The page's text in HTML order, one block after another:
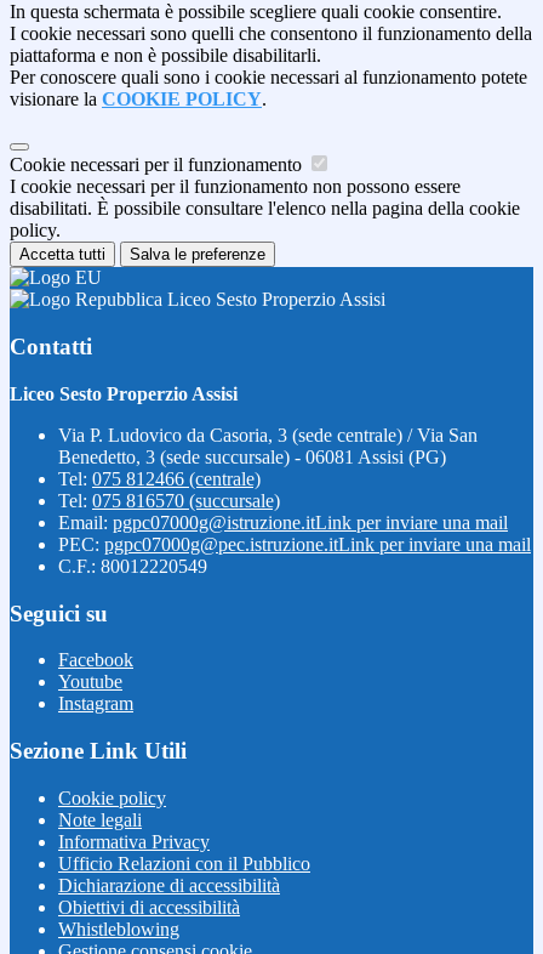
In questa schermata è possibile scegliere quali cookie consentire.
I cookie necessari sono quelli che consentono il funzionamento della
piattaforma e non è possibile disabilitarli.
Per conoscere quali sono i cookie necessari al funzionamento potete
visionare la COOKIE POLICY.
Cookie necessari per il funzionamento
I cookie necessari per il funzionamento non possono essere
disabilitati. È possibile consultare l'elenco nella pagina della cookie
policy.
Accetta tutti Salva le preferenze
Liceo Sesto Properzio Assisi
Contatti
Liceo Sesto Properzio Assisi
Via P. Ludovico da Casoria, 3 (sede centrale) / Via San
Benedetto, 3 (sede succursale) - 06081 Assisi (PG)
Tel: 075 812466 (centrale)
Tel: 075 816570 (succursale)
Email: pgpc07000g@istruzione.itLink per inviare una mail
PEC: pgpc07000g@pec.istruzione.itLink per inviare una mail
C.F.: 80012220549
Seguici su
Facebook
Youtube
Instagram
Sezione Link Utili
Cookie policy
Note legali
Informativa Privacy
Ufficio Relazioni con il Pubblico
Dichiarazione di accessibilità
Obiettivi di accessibilità
Whistleblowing